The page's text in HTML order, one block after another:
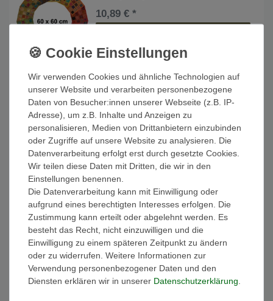
10,89 € *
Kissenhülle Patchwork Indien Kissenbezug
Überzug Bezug Hülle Sari Stoff 40x40 cm
8,95 € *
Artikel anzeigen
Kissenbezug Kissenhüllen Elefanten 40x40cm
Thailand Polyester Überzug Bezug Hülle Kissen
8,99 € *
Artikel anzeigen
Wir verwenden Cookies und ähnliche Technologien auf
unserer Website und verarbeiten personenbezogene
Daten von Besucher:innen unserer Webseite (z.B. IP-
Adresse), um z.B. Inhalte und Anzeigen zu
personalisieren, Medien von Drittanbietern einzubinden
oder Zugriffe auf unsere Website zu analysieren. Die
Datenverarbeitung erfolgt erst durch gesetzte Cookies.
Wir teilen diese Daten mit Dritten, die wir in den
Einstellungen benennen.
Die Datenverarbeitung kann mit Einwilligung oder
aufgrund eines berechtigten Interesses erfolgen. Die
Zustimmung kann erteilt oder abgelehnt werden. Es
besteht das Recht, nicht einzuwilligen und die
Einwilligung zu einem späteren Zeitpunkt zu ändern
oder zu widerrufen. Weitere Informationen zur
Verwendung personenbezogener Daten und den
Diensten erklären wir in unserer Daten­schutz­erklärung